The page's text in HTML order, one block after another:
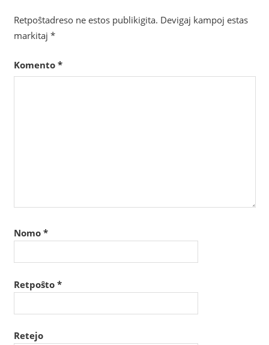
Retpoŝtadreso ne estos publikigita. Devigaj kampoj estas
markitaj *
Komento *
Nomo *
Retpoŝto *
Retejo